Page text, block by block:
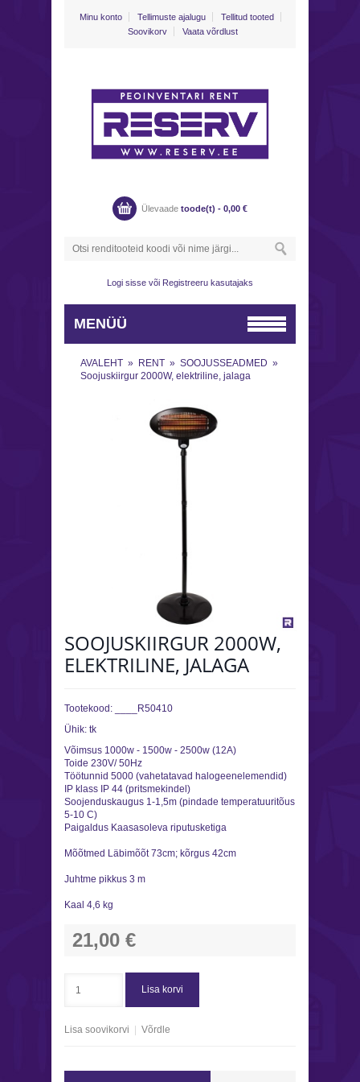
Minu konto Tellimuste ajalugu
Tellitud tooted
Soovikorv
Vaata võrdlust
Ülevaade toode(t) - 0,00 €
Logi sisse või Registreeru kasutajaks
MENÜÜ
AVALEHT » RENT » SOOJUSSEADMED »
Soojuskiirgur 2000W, elektriline, jalaga
SOOJUSKIIRGUR 2000W,
ELEKTRILINE, JALAGA
Tootekood:
____R50410
Ühik: tk
Võimsus 1000w - 1500w - 2500w (12A)
Toide 230V/ 50Hz
Töötunnid 5000 (vahetatavad halogeenelemendid)
IP klass IP 44 (pritsmekindel)
Soojenduskaugus 1-1,5m (pindade temperatuuritõus
5-10 C)
Paigaldus Kaasasoleva riputusketiga
Mõõtmed Läbimõõt 73cm; kõrgus 42cm
Juhtme pikkus 3 m
Kaal 4,6 kg
21,00 €
Lisa korvi
Lisa soovikorvi Võrdle